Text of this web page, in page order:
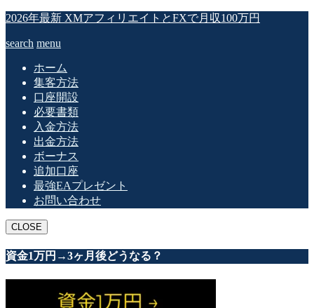
2026年最新 XMアフィリエイトとFXで月収100万円
search menu
ホーム
集客方法
口座開設
必要書類
入金方法
出金方法
ボーナス
追加口座
最強EAプレゼント
お問い合わせ
CLOSE
資金1万円→3ヶ月後どうなる？